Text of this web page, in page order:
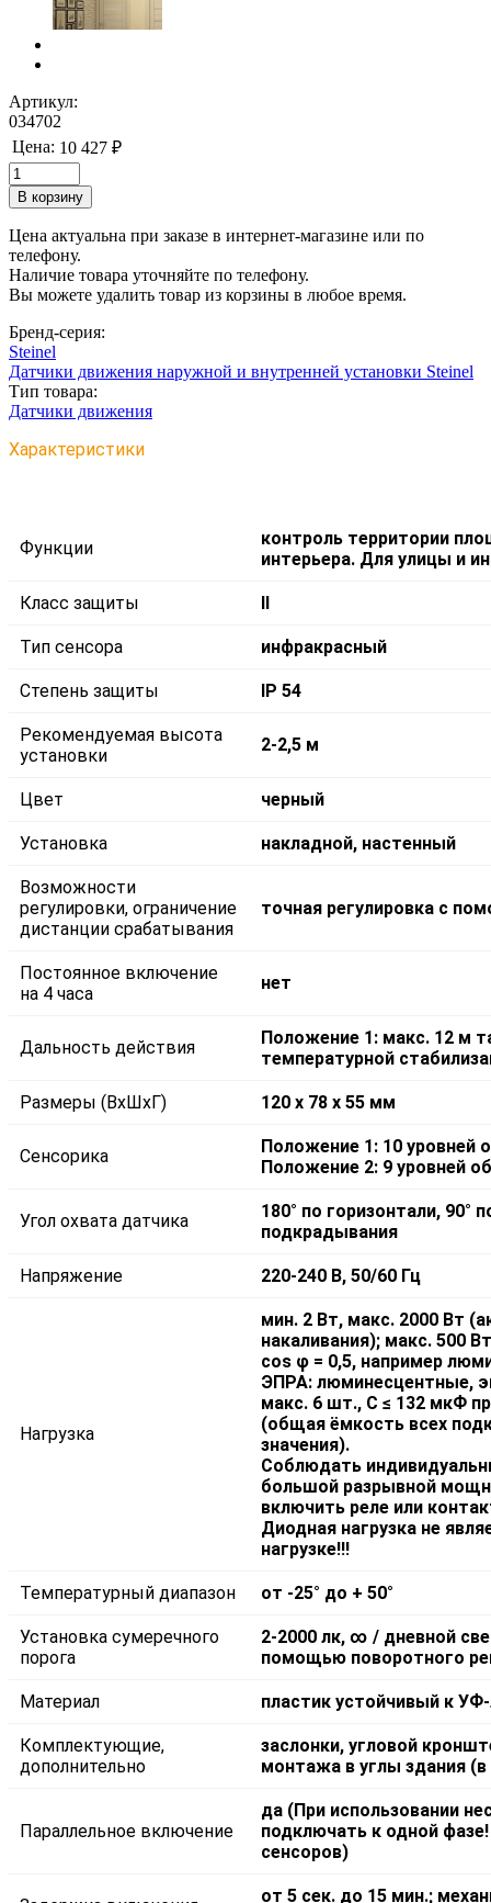
Артикул:
034702
Цена: 10 427 ₽
Цена актуальна при заказе в интернет-магазине или по
телефону.
Наличие товара уточняйте по телефону.
Вы можете удалить товар из корзины в любое время.
Бренд-серия:
Steinel
Датчики движения наружной и внутренней установки Steinel
Тип товара:
Датчики движения
Характеристики
Функции
контроль территории
интерьера. Для улицы и
Класс защиты II
Тип сенсора инфракрасный
Степень защиты IP 54
Рекомендуемая высота
установки
2-2,5 м
Цвет черный
Установка накладной, настенный
Возможности
регулировки, ограничение
дистанции срабатывания
точная регулировка с
Постоянное включение
на 4 часа
нет
Дальность действия
Положение 1: макс. 12 м
температурной
Размеры (ВxШxГ) 120 х 78 х 55 мм
Сенсорика
Положение 1: 10 уровней
Положение 2: 9 уровней
Угол охвата датчика
180° по горизонтали, 90°
подкрадывания
Напряжение 220-240 В, 50/60 Гц
Нагрузка
мин. 2 Вт, макс. 2000 Вт
накаливания); макс. 500
cos φ = 0,5, например
ЭПРА: люминесцентные,
макс. 6 шт., С ≤ 132 мкФ
(общая ёмкость всех
значения).
Соблюдать
большой разрывной
включить реле или
Диодная нагрузка не
нагрузке!!!
Температурный диапазон от -25° до + 50°
Установка сумеречного
порога
2-2000 лк, ∞ / дневной
помощью поворотного
Материал пластик устойчивый к
Комплектующие,
дополнительно
заслонки, угловой
монтажа в углы здания
Параллельное включение
да (При использовании
подключать к одной
сенсоров)
от 5 сек. до 15 мин.;